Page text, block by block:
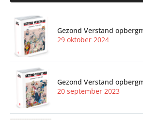
Gezond Verstand
29 oktober 2024
Gezond Verstand
20 september 2023